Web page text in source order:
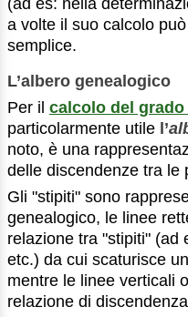
(ad es: nella
a volte il suo calcolo
semplice.
L’albero genealogico
Per il calcolo del
particolarmente utile l’
noto, è una
delle discendenze tra le
Gli "stipiti" sono
genealogico, le linee
relazione tra "stipiti" (ad
etc.) da cui scaturisce
mentre le linee verticali
relazione di